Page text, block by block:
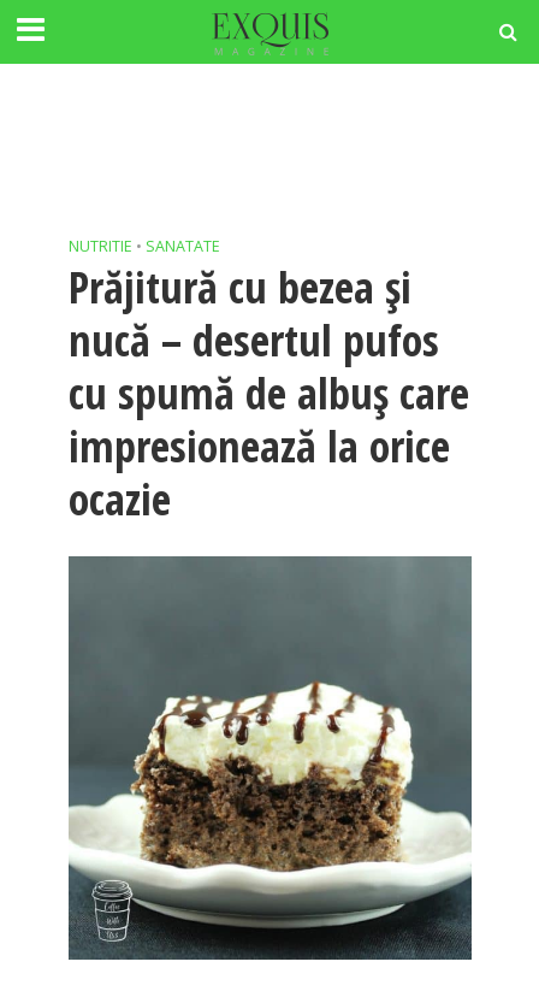
NUTRITIE • SANATATE
Prăjitură cu bezea și
nucă – desertul pufos
cu spumă de albuș care
impresionează la orice
ocazie